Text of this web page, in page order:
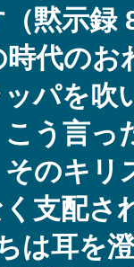
黙示録
代のお
ッパを
う言っ
のキリ
支配さ
は耳を